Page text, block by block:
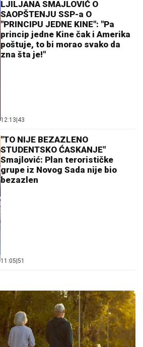
LJILJANA SMAJLOVIĆ O
SAOPŠTENJU SSP-a O
"PRINCIPU JEDNE KINE": "Pa
princip jedne Kine čak i Amerika
poštuje, to bi morao svako da
zna šta je!"
12:13 43
"TO NIJE BEZAZLENO
STUDENTSKO ĆASKANJE"
Smajlović: Plan terorističke
grupe iz Novog Sada nije bio
bezazlen
11:05 51